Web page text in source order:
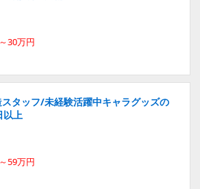
30万円
タッフ/未経験活躍中キャラグッズの
以上
59万円